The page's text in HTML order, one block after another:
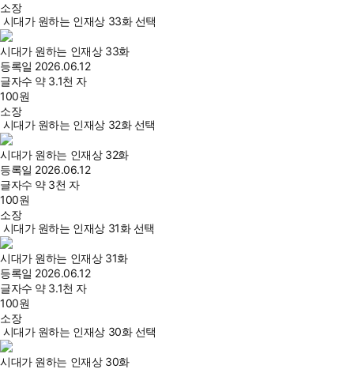
소장
시대가 원하는 인재상 33화 선택
시대가 원하는 인재상 33화
등록일 2026.06.12
글자수 약 3.1천 자
100원
소장
시대가 원하는 인재상 32화 선택
시대가 원하는 인재상 32화
등록일 2026.06.12
글자수 약 3천 자
100원
소장
시대가 원하는 인재상 31화 선택
시대가 원하는 인재상 31화
등록일 2026.06.12
글자수 약 3.1천 자
100원
소장
시대가 원하는 인재상 30화 선택
시대가 원하는 인재상 30화